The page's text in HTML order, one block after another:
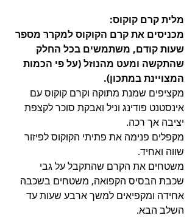
מלית קרם קוקוס:
מכניסים את קרם הקוקוס למקרר מספר
שעות קודם, משתמשים בכל החלק
שהתקשה ומעט מהנוזל (על פי הכמות
המצויינת במתכון).
מקציפים שמנת מתוקה וקרם קוקוס עם
אינסטנט פודינג וניל ואבקת סוכר לקצפת
יציבה אך רכה.
מקפלים פנימה את פתיתי הקוקוס לפיזור
שווה ואחיד.
משטחים את הקרם שהתקבל על גבי
שכבת הבסיס הקפואה, משטחים בשכבה
אחידה ומקפיאים למשך ארבע שעות עד
השלב הבא.